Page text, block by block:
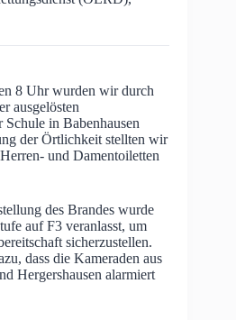
8 Uhr wurden wir durch
ausgelösten
in Babenhausen
der Örtlichkeit stellten wir
und Damentoiletten
des Brandes wurde
auf F3 veranlasst, um
sicherzustellen.
dass die Kameraden aus
Hergershausen alarmiert